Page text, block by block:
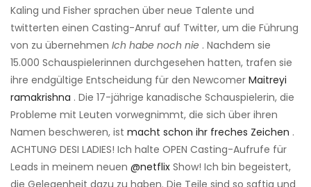
Kaling und Fisher sprachen über neue Talente und
twitterten einen Casting-Anruf auf Twitter, um die Führung
von zu übernehmen Ich habe noch nie . Nachdem sie
15.000 Schauspielerinnen durchgesehen hatten, trafen sie
ihre endgültige Entscheidung für den Newcomer Maitreyi
ramakrishna . Die 17-jährige kanadische Schauspielerin, die
Probleme mit Leuten vorwegnimmt, die sich über ihren
Namen beschweren, ist macht schon ihr freches Zeichen .
ACHTUNG DESI LADIES! Ich halte OPEN Casting-Aufrufe für
Leads in meinem neuen @netflix Show! Ich bin begeistert,